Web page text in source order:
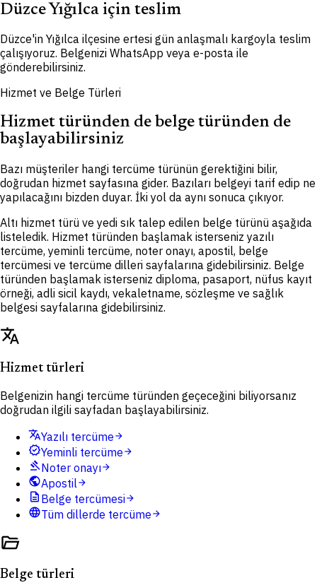
Düzce Yığılca için teslim
Düzce'in Yığılca ilçesine ertesi gün anlaşmalı kargoyla teslim
çalışıyoruz. Belgenizi WhatsApp veya e-posta ile
gönderebilirsiniz.
Hizmet ve Belge Türleri
Hizmet türünden de belge türünden de
başlayabilirsiniz
Bazı müşteriler hangi tercüme türünün gerektiğini bilir,
doğrudan hizmet sayfasına gider. Bazıları belgeyi tarif edip ne
yapılacağını bizden duyar. İki yol da aynı sonuca çıkıyor.
Altı hizmet türü ve yedi sık talep edilen belge türünü aşağıda
listeledik. Hizmet türünden başlamak isterseniz yazılı
tercüme, yeminli tercüme, noter onayı, apostil, belge
tercümesi ve tercüme dilleri sayfalarına gidebilirsiniz. Belge
türünden başlamak isterseniz diploma, pasaport, nüfus kayıt
örneği, adli sicil kaydı, vekaletname, sözleşme ve sağlık
belgesi sayfalarına gidebilirsiniz.
translate
Hizmet türleri
Belgenizin hangi tercüme türünden geçeceğini biliyorsanız
doğrudan ilgili sayfadan başlayabilirsiniz.
translateYazılı tercümearrow_forward
verifiedYeminli tercümearrow_forward
gavelNoter onayıarrow_forward
publicApostilarrow_forward
description Belge tercümesiarrow_forward
languageTüm dillerde tercümearrow_forward
folder_open
Belge türleri